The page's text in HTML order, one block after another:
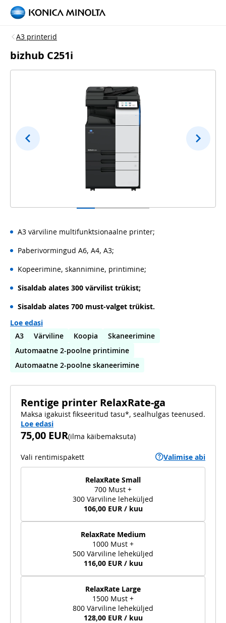
A3 printerid
bizhub C251i
A3 värviline multifunktsionaalne printer;
Paberivormingud A6, A4, A3;
Kopeerimine, skannimine, printimine;
Sisaldab alates 300 värvilist trükist;
Sisaldab alates 700 must-valget trükist.
Loe edasi
A3
Värviline Koopia
Skaneerimine
Automaatne 2-poolne printimine
Automaatne 2-poolne skaneerimine
Rentige printer RelaxRate-ga
Maksa igakuist fikseeritud tasu*, sealhulgas teenused.
Loe edasi
75,00 EUR(ilma käibemaksuta)
Vali rentimispakett Valimise abi
RelaxRate Small
700 Must +
300 Värviline leheküljed
106,00 EUR / kuu
RelaxRate Medium
1000 Must +
500 Värviline leheküljed
116,00 EUR / kuu
RelaxRate Large
1500 Must +
800 Värviline leheküljed
128,00 EUR / kuu